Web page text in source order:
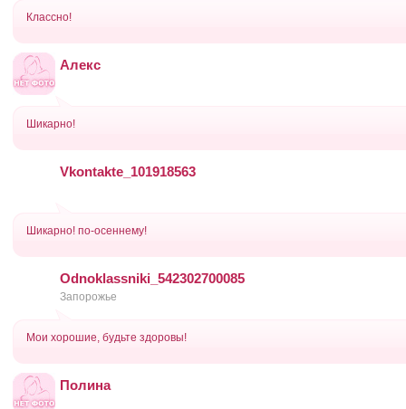
Классно!
Алекс
Шикарно!
Vkontakte_101918563
Шикарно! по-осеннему!
Odnoklassniki_542302700085
Запорожье
Мои хорошие, будьте здоровы!
Полина